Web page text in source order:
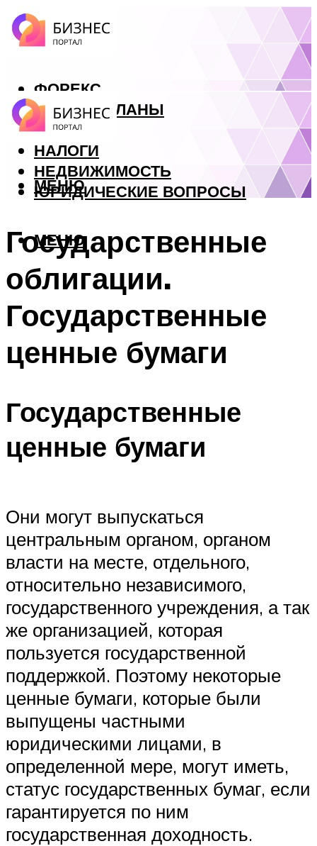
ФОРЕКС
БИЗНЕС ПЛАНЫ
КРЕДИТЫ
НАЛОГИ
НЕДВИЖИМОСТЬ
ЮРИДИЧЕСКИЕ ВОПРОСЫ
МЕНЮ
МЕНЮ
Государственные
облигации.
Государственные
ценные бумаги
Государственные
ценные бумаги
Они могут выпускаться
центральным органом, органом
власти на месте, отдельного,
относительно независимого,
государственного учреждения, а так
же организацией, которая
пользуется государственной
поддержкой. Поэтому некоторые
ценные бумаги, которые были
выпущены частными
юридическими лицами, в
определенной мере, могут иметь,
статус государственных бумаг, если
гарантируется по ним
государственная доходность.